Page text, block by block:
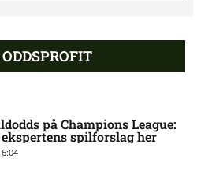
på Champions League:
ekspertens spilforslag her